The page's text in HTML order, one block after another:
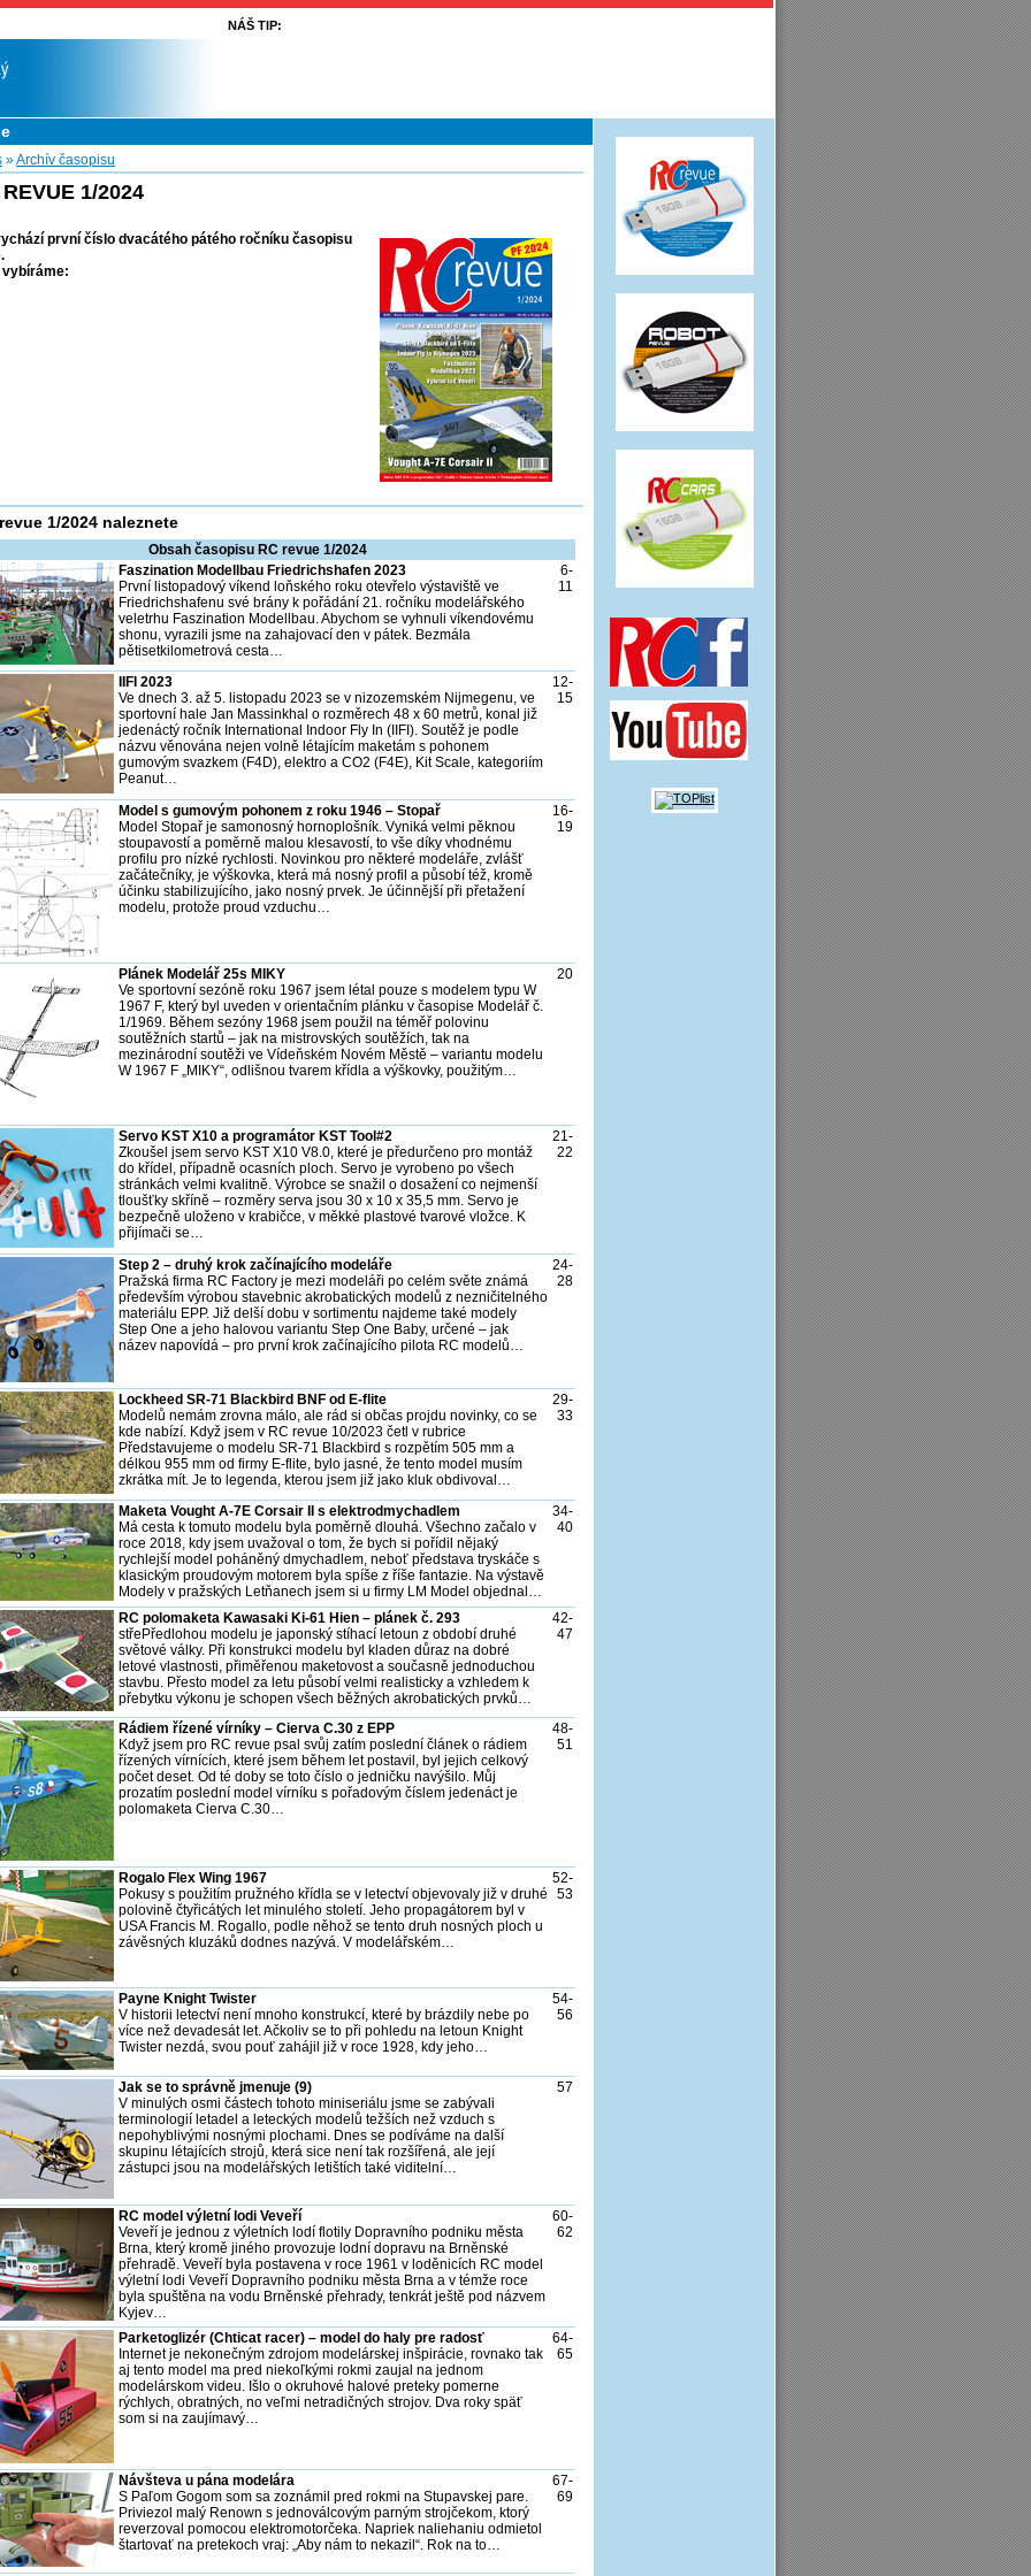
NÁŠ TIP:
»Archív časopisu
1/2024
první číslo dvacátého pátého ročníku časopisu
vybíráme:
1/2024 naleznete
Obsah časopisu RC revue 1/2024
Faszination Modellbau Friedrichshafen 2023
První listopadový víkend loňského roku otevřelo výstaviště ve
Friedrichshafenu své brány k pořádání 21. ročníku modelářského
veletrhu Faszination Modellbau. Abychom se vyhnuli víkendovému
shonu, vyrazili jsme na zahajovací den v pátek. Bezmála
pětisetkilometrová cesta…
6-
11
IIFI 2023
Ve dnech 3. až 5. listopadu 2023 se v nizozemském Nijmegenu, ve
sportovní hale Jan Massinkhal o rozměrech 48 x 60 metrů, konal již
jedenáctý ročník International Indoor Fly In (IIFI). Soutěž je podle
názvu věnována nejen volně létajícím maketám s pohonem
gumovým svazkem (F4D), elektro a CO2 (F4E), Kit Scale, kategoriím
Peanut…
12-
15
Model s gumovým pohonem z roku 1946 – Stopař
Model Stopař je samonosný hornoplošník. Vyniká velmi pěknou
stoupavostí a poměrně malou klesavostí, to vše díky vhodnému
profilu pro nízké rychlosti. Novinkou pro některé modeláře, zvlášť
začátečníky, je výškovka, která má nosný profil a působí též, kromě
účinku stabilizujícího, jako nosný prvek. Je účinnější při přetažení
modelu, protože proud vzduchu…
16-
19
Plánek Modelář 25s MIKY
Ve sportovní sezóně roku 1967 jsem létal pouze s modelem typu W
1967 F, který byl uveden v orientačním plánku v časopise Modelář č.
1/1969. Během sezóny 1968 jsem použil na téměř polovinu
soutěžních startů – jak na mistrovských soutěžích, tak na
mezinárodní soutěži ve Vídeňském Novém Městě – variantu modelu
W 1967 F „MIKY“, odlišnou tvarem křídla a výškovky, použitým…
20
Servo KST X10 a programátor KST Tool#2
Zkoušel jsem servo KST X10 V8.0, které je předurčeno pro montáž
do křídel, případně ocasních ploch. Servo je vyrobeno po všech
stránkách velmi kvalitně. Výrobce se snažil o dosažení co nejmenší
tloušťky skříně – rozměry serva jsou 30 x 10 x 35,5 mm. Servo je
bezpečně uloženo v krabičce, v měkké plastové tvarové vložce. K
přijímači se…
21-
22
Step 2 – druhý krok začínajícího modeláře
Pražská firma RC Factory je mezi modeláři po celém světe známá
především výrobou stavebnic akrobatických modelů z nezničitelného
materiálu EPP. Již delší dobu v sortimentu najdeme také modely
Step One a jeho halovou variantu Step One Baby, určené – jak
název napovídá – pro první krok začínajícího pilota RC modelů…
24-
28
Lockheed SR-71 Blackbird BNF od E-flite
Modelů nemám zrovna málo, ale rád si občas projdu novinky, co se
kde nabízí. Když jsem v RC revue 10/2023 četl v rubrice
Představujeme o modelu SR-71 Blackbird s rozpětím 505 mm a
délkou 955 mm od firmy E-flite, bylo jasné, že tento model musím
zkrátka mít. Je to legenda, kterou jsem již jako kluk obdivoval…
29-
33
Maketa Vought A-7E Corsair II s elektrodmychadlem
Má cesta k tomuto modelu byla poměrně dlouhá. Všechno začalo v
roce 2018, kdy jsem uvažoval o tom, že bych si pořídil nějaký
rychlejší model poháněný dmychadlem, neboť představa tryskáče s
klasickým proudovým motorem byla spíše z říše fantazie. Na výstavě
Modely v pražských Letňanech jsem si u firmy LM Model objednal…
34-
40
RC polomaketa Kawasaki Ki-61 Hien – plánek č. 293
střePředlohou modelu je japonský stíhací letoun z období druhé
světové války. Při konstrukci modelu byl kladen důraz na dobré
letové vlastnosti, přiměřenou maketovost a současně jednoduchou
stavbu. Přesto model za letu působí velmi realisticky a vzhledem k
přebytku výkonu je schopen všech běžných akrobatických prvků…
42-
47
Rádiem řízené vírníky – Cierva C.30 z EPP
Když jsem pro RC revue psal svůj zatím poslední článek o rádiem
řízených vírnících, které jsem během let postavil, byl jejich celkový
počet deset. Od té doby se toto číslo o jedničku navýšilo. Můj
prozatím poslední model vírníku s pořadovým číslem jedenáct je
polomaketa Cierva C.30…
48-
51
Rogalo Flex Wing 1967
Pokusy s použitím pružného křídla se v letectví objevovaly již v druhé
polovině čtyřicátých let minulého století. Jeho propagátorem byl v
USA Francis M. Rogallo, podle něhož se tento druh nosných ploch u
závěsných kluzáků dodnes nazývá. V modelářském…
52-
53
Payne Knight Twister
V historii letectví není mnoho konstrukcí, které by brázdily nebe po
více než devadesát let. Ačkoliv se to při pohledu na letoun Knight
Twister nezdá, svou pouť zahájil již v roce 1928, kdy jeho…
54-
56
Jak se to správně jmenuje (9)
V minulých osmi částech tohoto miniseriálu jsme se zabývali
terminologií letadel a leteckých modelů težších než vzduch s
nepohyblivými nosnými plochami. Dnes se podíváme na další
skupinu létajících strojů, která sice není tak rozšířená, ale její
zástupci jsou na modelářských letištích také viditelní…
57
RC model výletní lodi Veveří
Veveří je jednou z výletních lodí flotily Dopravního podniku města
Brna, který kromě jiného provozuje lodní dopravu na Brněnské
přehradě. Veveří byla postavena v roce 1961 v loděnicích RC model
výletní lodi Veveří Dopravního podniku města Brna a v témže roce
byla spuštěna na vodu Brněnské přehrady, tenkrát ještě pod názvem
Kyjev…
60-
62
Parketoglizér (Chticat racer) – model do haly pre radosť
Internet je nekonečným zdrojom modelárskej inšpirácie, rovnako tak
aj tento model ma pred niekoľkými rokmi zaujal na jednom
modelárskom videu. Išlo o okruhové halové preteky pomerne
rýchlych, obratných, no veľmi netradičných strojov. Dva roky späť
som si na zaujímavý…
64-
65
Návšteva u pána modelára
S Paľom Gogom som sa zoznámil pred rokmi na Stupavskej pare.
Priviezol malý Renown s jednoválcovým parným strojčekom, ktorý
reverzoval pomocou elektromotorčeka. Napriek naliehaniu odmietol
štartovať na pretekoch vraj: „Aby nám to nekazil“. Rok na to…
67-
69